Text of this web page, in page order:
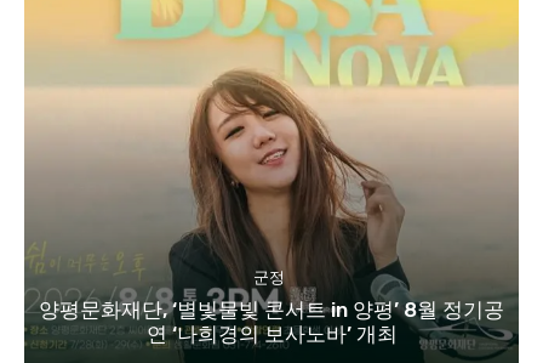
군정
양평문화재단, ‘별빛물빛 콘서트 in 양평’ 8월 정기공
연 ‘나희경의 보사노바’ 개최